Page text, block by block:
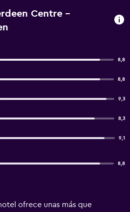
Centre -
8,8
8,8
9,3
8,3
9,1
8,8
ofrece unas más que